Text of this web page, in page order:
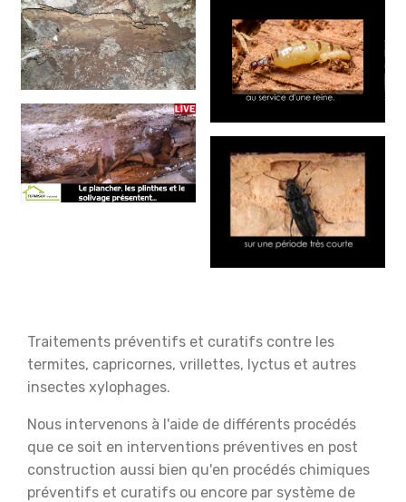
Traitements préventifs et curatifs contre les
termites, capricornes, vrillettes, lyctus et autres
insectes xylophages.
Nous intervenons à l'aide de différents procédés
que ce soit en interventions préventives en post
construction aussi bien qu'en procédés chimiques
préventifs et curatifs ou encore par système de